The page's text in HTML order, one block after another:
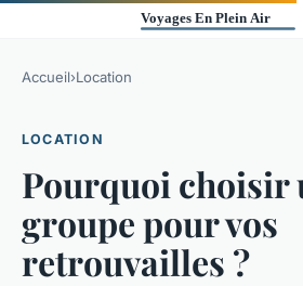
Accueil›Location
LOCATION
Pourquoi choisir
groupe pour vos
retrouvailles ?